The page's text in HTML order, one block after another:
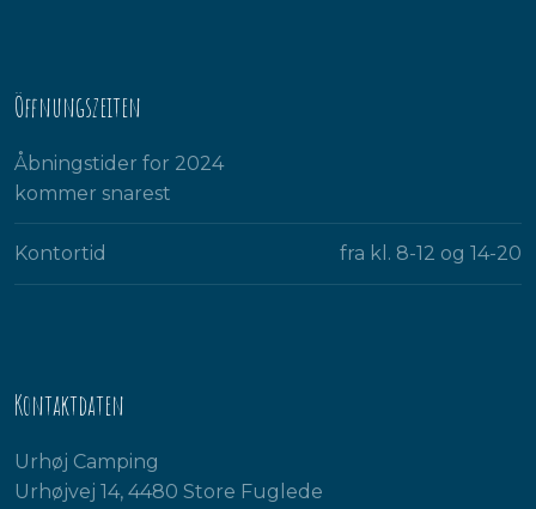
Öffnungszeiten
Åbningstider for 2024
kommer snarest​
Kontortid fra kl. 8-12 og 14-20​
Kontaktdaten
Urhøj Camping
Urhøjvej 14, 4480 Store Fuglede